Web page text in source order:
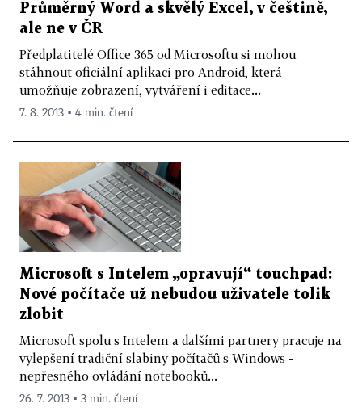
Průměrný Word a skvělý Excel, v češtině,
ale ne v ČR
Předplatitelé Office 365 od Microsoftu si mohou
stáhnout oficiální aplikaci pro Android, která
umožňuje zobrazení, vytváření i editace...
7. 8. 2013 ▪ 4 min. čtení
Microsoft s Intelem „opravují“ touchpad:
Nové počítače už nebudou uživatele tolik
zlobit
Microsoft spolu s Intelem a dalšími partnery pracuje na
vylepšení tradiční slabiny počítačů s Windows -
nepřesného ovládání notebooků...
26. 7. 2013 ▪ 3 min. čtení